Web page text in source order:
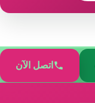
اتصل الآن